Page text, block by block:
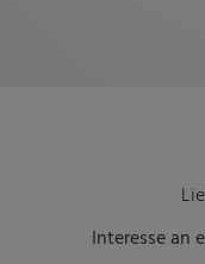
Interesse an